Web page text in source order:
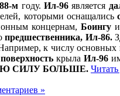
м году. Ил-96является
которыми оснащались
концернам, Боингуи
предшественника, Ил-86.
к числу основных
крылаИл-96
СИЛУ БОЛЬШЕ. Читать
»